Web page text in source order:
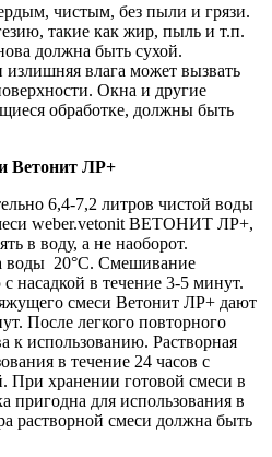
чистым, без пыли и грязи.
такие как жир, пыль и т.п.
должна быть сухой.
влага может вызвать
Окна и другие
обработке, должны быть
Ветонит ЛР+
6,4-7,2 литров чистой воды
weber.vetonit ВЕТОНИТ ЛР+,
в воду, а не наоборот.
воды 20°С. Смешивание
насадкой в течение 3-5 минут.
смеси Ветонит ЛР+ дают
После легкого повторного
к использованию. Растворная
в течение 24 часов с
При хранении готовой смеси в
пригодна для использования в
растворной смеси должна быть